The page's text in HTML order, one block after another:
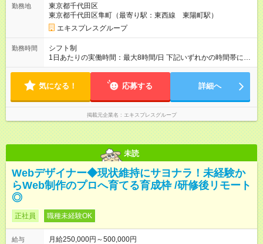
【試用期間】試用期間あり 試用期間の長さ：3ヶ月 ※ 雇用形態
と給与に、本採用時と異なる部分があります。 雇用形態：本採
用時と同じです。 給与：日給 10,000円 ～ 10,000円 試用期間3
ヶ月で、その間は日給での支給。その他待遇に変更はありませ
ん。 交通費、残業手当、深夜手当は別途支給
勤務地
東京都千代田区
東京都千代田区隼町（最寄り駅：東西線 東陽町駅）
エキスプレスグループ
勤務時間
シフト制
1日あたりの実働時間：最大8時間/日 下記いずれかの時間帯にて
稼働。 (1)5:30-14:30 (2)7:30-16:30 (3)13:30-22:30 (4)15:30-
整しています。 ※希望休あり。
気になる！ 応募する 詳細へ
掲載元企業名 エキスプレスグループ
未読
Webデザイナー◆現状維持にサヨナラ！未経験か
らWeb制作のプロへ育てる育成枠 /研修後リモート
◎
正社員 職種未経験OK
給与
月給250,000円～500,000円